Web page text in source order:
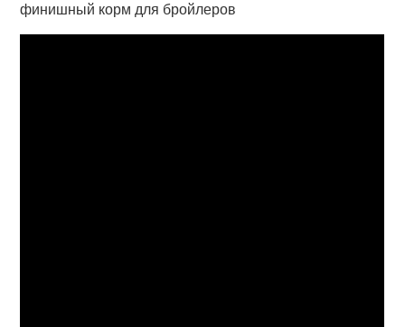
финишный корм для бройлеров